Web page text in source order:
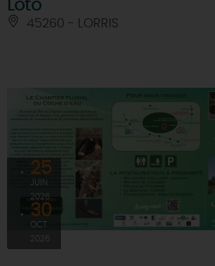
Loto
45260 - LORRIS
25
JUIN
2026
30
OCT
2026